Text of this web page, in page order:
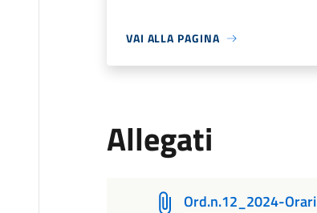
VAI ALLA PAGINA
Allegati
Ord.n.12_2024-